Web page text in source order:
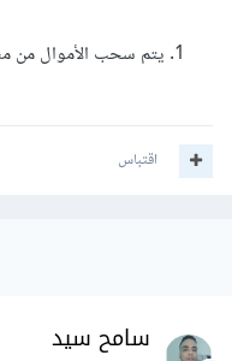
يتم سحب الأموال من
اقتباس
سامح سيد